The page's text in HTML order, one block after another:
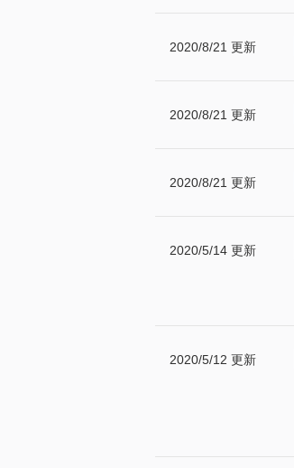
2020/8/21 更新
2020/8/21 更新
2020/8/21 更新
2020/5/14 更新
2020/5/12 更新